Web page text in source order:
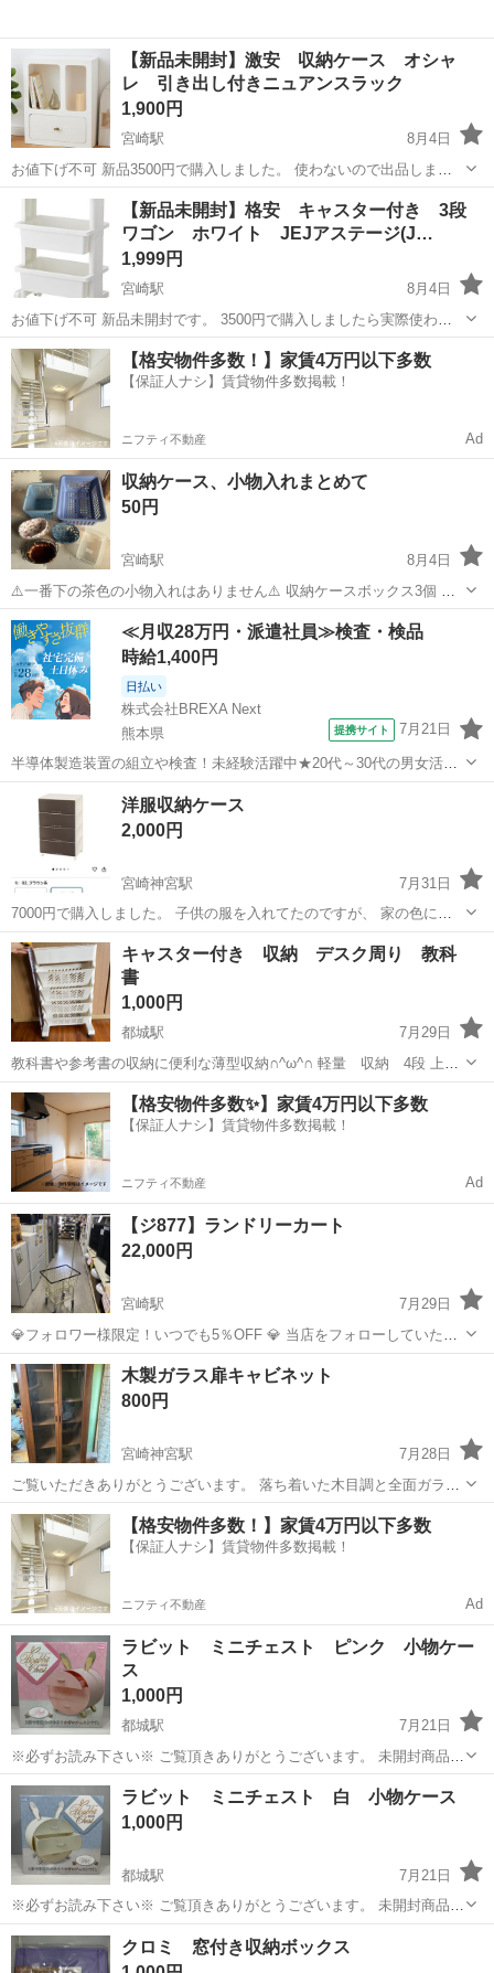
【新品未開封】激安 収納ケース オシャ
レ 引き出し付きニュアンスラック
1,900円
宮崎駅
8月4日
お値下げ不可 新品3500円で購入しました。 使わないので出品しま
す。 一度も開封してない新品未開封です。 場所は宮崎市内で考えてま
す。 引き取りにきていただける方を優先にします。 どうしても引き取
りが困難な方は一度...
宮崎 宮崎市 宮崎駅 収納家具 スリーコインズ
【新品未開封】格安 キャスター付き 3段
ワゴン ホワイト JEJアステージ(J…
1,999円
宮崎駅
8月4日
お値下げ不可 新品未開封です。 3500円で購入しましたら実際使わな
かったので出品します。 在庫は4つあります。 必要な数だけ欲しい方
はコメントくださればご対応させていただきます。 サイズは画像に載
せてます。 キャスター...
宮崎 宮崎市 宮崎駅 収納家具 アステージ
【格安物件多数！】家賃4万円以下多数
【保証人ナシ】賃貸物件多数掲載！
ニフティ不動産 Ad
収納ケース、小物入れまとめて
50円
宮崎駅
8月4日
⚠️一番下の茶色の小物入れはありません⚠️ 収納ケースボックス3個 小
物入れ2個 透明ケースベタつきあり。 左上水色ケース、状態悪め。 ノ
ークレームでお願いします。 神経質な方は御遠慮ください。
宮崎 宮崎市 宮崎駅 収納家具 ケース
≪月収28万円・派遣社員≫検査・検品
時給1,400円
日払い
株式会社BREXA Next
熊本県
提携サイト 7月21日
半導体製造装置の組立や検査！未経験活躍中★20代～30代の男女活躍
中★ワンルーム寮完備！赴任旅費会社負担！マイカー通勤OK！無料駐
車場あり！正社員登用あり！《熊本県菊池郡大津町》 人気の工場のお
仕事 ◇半導体製造装置の組立...
熊本 その他
洋服収納ケース
2,000円
宮崎神宮駅
7月31日
7000円で購入しました。 子供の服を入れてたのですが、 家の色に合
わず、新しく買った為使わなくなりました。 ほぼ未使用に近いかと思
います
宮崎 東諸県郡 宮崎神宮駅 収納家具 ケース
キャスター付き 収納 デスク周り 教科
書
1,000円
都城駅
7月29日
教科書や参考書の収納に便利な薄型収納∩^ω^∩ 軽量 収納 4段 上の
ティッシュ入れは蓋が開閉可能 縦64.5 横39 奥行き19 使用感あり 出
品にあたりお掃除しましたが、汚れあります>< 実家
宮崎 都城市 都城駅 収納家具 教科書
【格安物件多数✨】家賃4万円以下多数
【保証人ナシ】賃貸物件多数掲載！
ニフティ不動産 Ad
【ジ877】ランドリーカート
22,000円
宮崎駅
7月29日
💎フォロワー様限定！いつでも5％OFF 💎 当店をフォローしていただ
いているお客様には、表示価格からいつでも5％割引いたします！ 店
頭でフォロー画面をご提示いただければ適用されます♪ 〓〓〓〓〓〓
〓〓〓〓〓〓〓...
宮崎 宮崎市 宮崎駅 収納家具
木製ガラス扉キャビネット
800円
宮崎神宮駅
7月28日
ご覧いただきありがとうございます。 落ち着いた木目調と全面ガラス
扉が特徴の大型キャビネットです。 お部屋の片付けに伴い、お引き取
りいただける方にお譲りいたします。 【商品の状態】 • 経年・使用に
伴う小傷やスレ、うっすらと...
宮崎 宮崎市 宮崎神宮駅 収納家具 ガラス
【格安物件多数！】家賃4万円以下多数
【保証人ナシ】賃貸物件多数掲載！
ニフティ不動産 Ad
ラビット ミニチェスト ピンク 小物ケー
ス
1,000円
都城駅
7月21日
※必ずお読み下さい※ ご覧頂きありがとうございます。 未開封商品と
なります。 ※多数のお問い合わせを頂いておりますので、返信が遅れ
る場合があります。ご理解、ご了承のほどよろしくお願い致します。
※お問い合わせ後、返信に...
宮崎 都城市 都城駅 ミニチェスト
ラビット ミニチェスト 白 小物ケース
1,000円
都城駅
7月21日
※必ずお読み下さい※ ご覧頂きありがとうございます。 未開封商品と
なります。 ※多数のお問い合わせを頂いておりますので、返信が遅れ
る場合があります。ご理解、ご了承のほどよろしくお願い致します。
宮崎 都城市 収納家具 ミニチェスト
クロミ 窓付き収納ボックス